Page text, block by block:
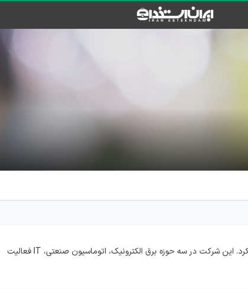
شرکت سیمرغ الکترونیک فعالیت خود را از سال ۹۳ توسط اساتید گروه برق دانشگاه شروع کرد. این شرکت در سه حوزه برق الکترونیک، اتوماسیون صنعتی، IT فعالیت